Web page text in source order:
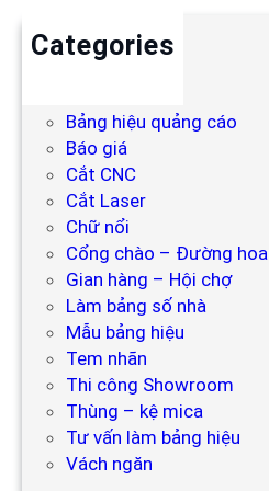
Categories
Bảng hiệu quảng cáo
Báo giá
Cắt CNC
Cắt Laser
Chữ nổi
Cổng chào – Đường hoa
Gian hàng – Hội chợ
Làm bảng số nhà
Mẫu bảng hiệu
Tem nhãn
Thi công Showroom
Thùng – kệ mica
Tư vấn làm bảng hiệu
Vách ngăn